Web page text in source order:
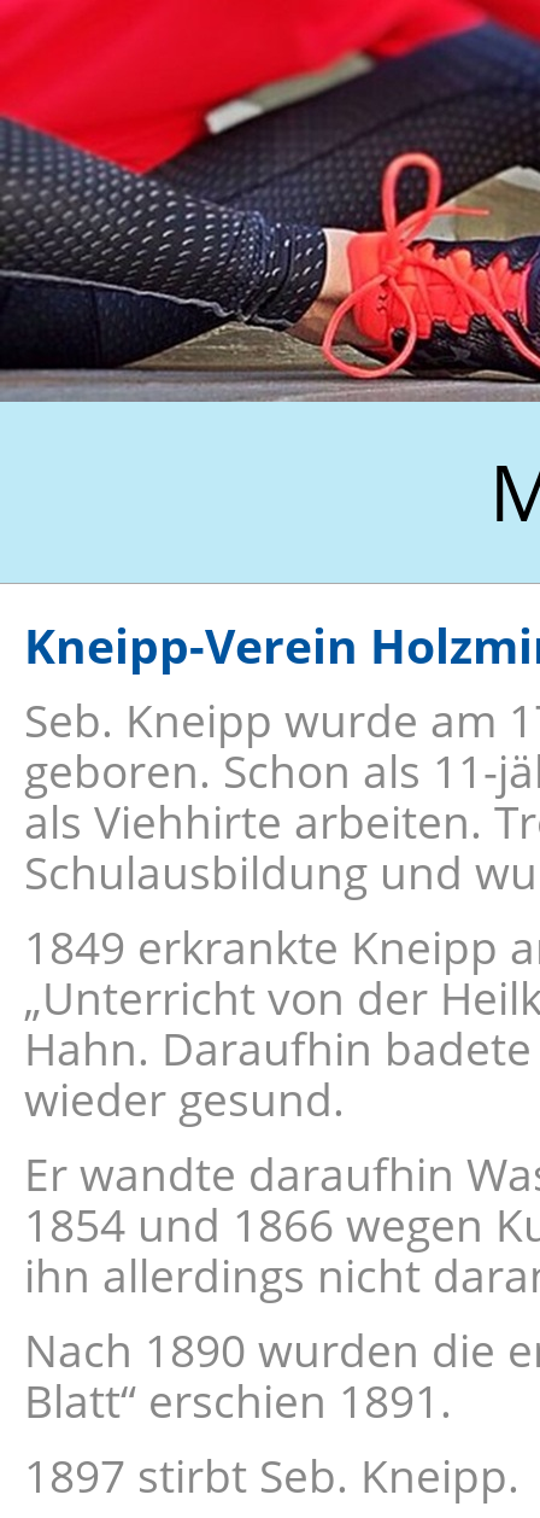
Kneipp-Verein
Seb. Kneipp wurde am
geboren. Schon als 11-
als Viehhirte arbeiten.
Schulausbildung und
1849 erkrankte Kneipp
„Unterricht von der
Hahn. Daraufhin
wieder gesund.
Er wandte daraufhin
1854 und 1866 wegen
ihn allerdings nicht
Nach 1890 wurden die
Blatt“ erschien 1891.
1897 stirbt Seb. Kneipp.